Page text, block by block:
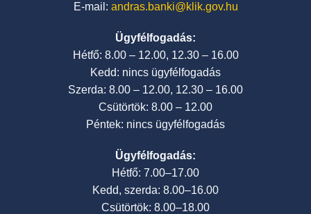
E-mail: andras.banki@klik.gov.hu
Ügyfélfogadás:
Hétfő: 8.00 – 12.00, 12.30 – 16.00
Kedd: nincs ügyfélfogadás
Szerda: 8.00 – 12.00, 12.30 – 16.00
Csütörtök: 8.00 – 12.00
Péntek: nincs ügyfélfogadás
Ügyfélfogadás:
Hétfő: 7.00–17.00
Kedd, szerda: 8.00–16.00
Csütörtök: 8.00–18.00